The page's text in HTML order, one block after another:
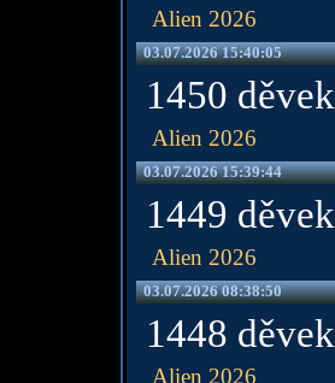
Alien 2026
03.07.2026 15:40:05
1450 děvek
Alien 2026
03.07.2026 15:39:44
1449 děvek
Alien 2026
03.07.2026 08:38:50
1448 děvek
Alien 2026